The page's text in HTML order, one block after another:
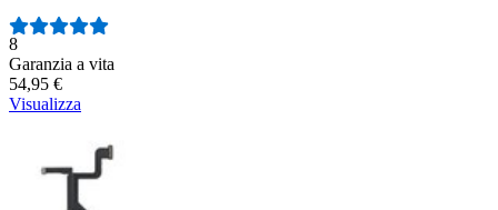
Numero di recensioni:
8
Garanzia a vita
54,95 €
Visualizza